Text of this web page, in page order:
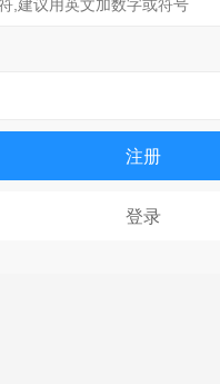
注册
登录